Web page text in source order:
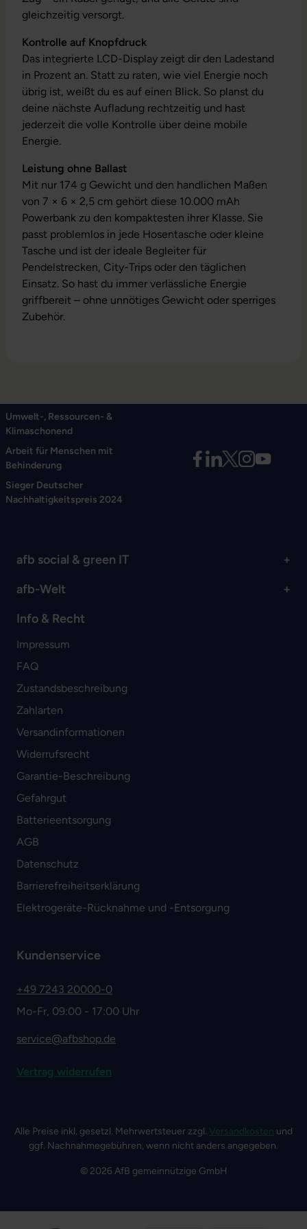
gleichzeitig versorgt.
Kontrolle auf Knopfdruck
Das integrierte LCD-Display zeigt dir den Ladestand
in Prozent an. Statt zu raten, wie viel Energie noch
übrig ist, weißt du es auf einen Blick. So planst du
deine nächste Aufladung rechtzeitig und hast
jederzeit die volle Kontrolle über deine mobile
Energie.
Leistung ohne Ballast
Mit nur 174 g Gewicht und den handlichen Maßen
von 7 × 6 × 2,5 cm gehört diese 10.000 mAh
Powerbank zu den kompaktesten ihrer Klasse. Sie
passt problemlos in jede Hosentasche oder kleine
Tasche und ist der ideale Begleiter für
Pendelstrecken, City-Trips oder den täglichen
Einsatz. So hast du immer verlässliche Energie
griffbereit – ohne unnötiges Gewicht oder sperriges
Zubehör.
Umwelt-, Ressourcen- &
Klimaschonend
Arbeit für Menschen mit
Behinderung
Sieger Deutscher
Nachhaltigkeitspreis 2024
afb social & green IT
afb-Welt
Info & Recht
Impressum
FAQ
Zustandsbeschreibung
Zahlarten
Versandinformationen
Widerrufsrecht
Garantie-Beschreibung
Gefahrgut
Batterieentsorgung
AGB
Datenschutz
Barrierefreiheitserklärung
Elektrogeräte-Rücknahme und -Entsorgung
Kundenservice
+49 7243 20000-0
Mo-Fr, 09:00 - 17:00 Uhr
service@afbshop.de
Vertrag widerrufen
Alle Preise inkl. gesetzl. Mehrwertsteuer zzgl. Versandkosten und
ggf. Nachnahmegebühren, wenn nicht anders angegeben.
© 2026 AfB gemeinnützige GmbH